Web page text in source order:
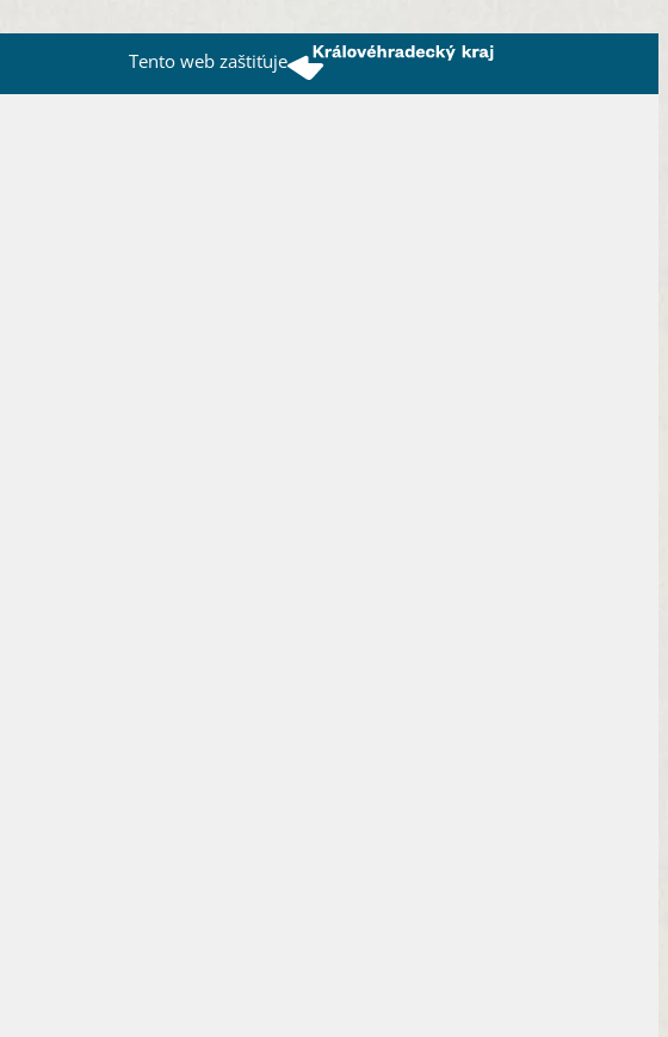
Tento web zaštiťuje